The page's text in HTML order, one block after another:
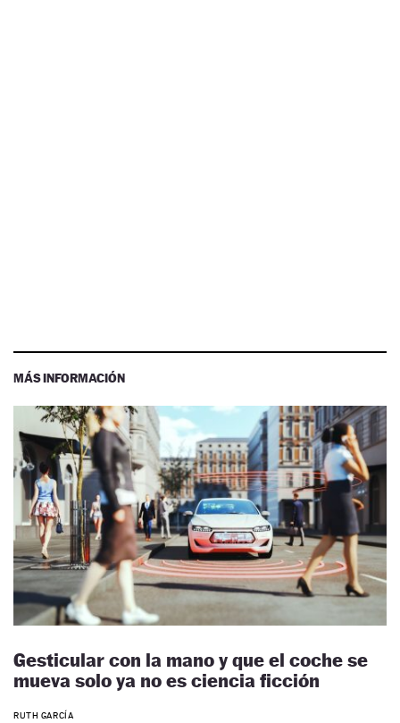
MÁS INFORMACIÓN
Gesticular con la mano y que el coche se
mueva solo ya no es ciencia ficción
RUTH GARCÍA